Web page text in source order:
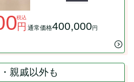
税込
円 通常価格400,000円
親戚以外も